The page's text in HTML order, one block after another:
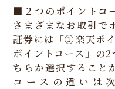
■２つのポイントコ
さまざまなお取引で
証券には「①楽天ポ
ポイントコース」の2
ちらか選択すること
コースの違いは